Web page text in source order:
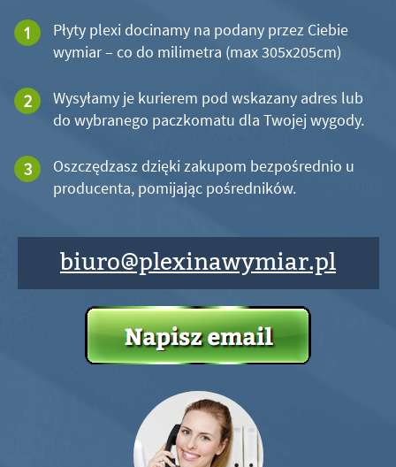
Płyty plexi docinamy na podany przez Ciebie
wymiar – co do milimetra (max 305x205cm)
Wysyłamy je kurierem pod wskazany adres lub
do wybranego paczkomatu dla Twojej wygody.
Oszczędzasz dzięki zakupom bezpośrednio u
producenta, pomijając pośredników.
biuro@plexinawymiar.pl